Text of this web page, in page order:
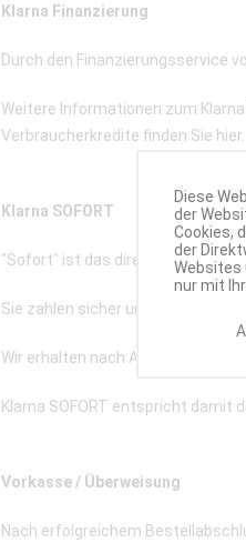
Klarna Finanzierung
Durch den Finanzierungsservice
Weitere Informationen zum
Verbraucherkredite finden Sie hier
Klarna SOFORT
"Sofort" ist das direkte
Sie zahlen sicher und bequem mit
Wir erhalten nach Abschluss der
Klarna SOFORT entspricht damit
Vorkasse / Überweisung
Nach erfolgreichem
Diese
der
Cookies,
der
Websites
nur mit